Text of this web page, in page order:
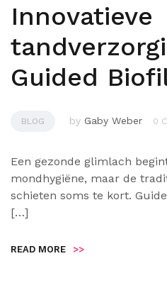
Innovatieve
Guided
BLOG by Gaby Weber 0
Een gezonde glimlach
mondhygiëne, maar de
schieten soms te kort.
[…]
READ MORE >>